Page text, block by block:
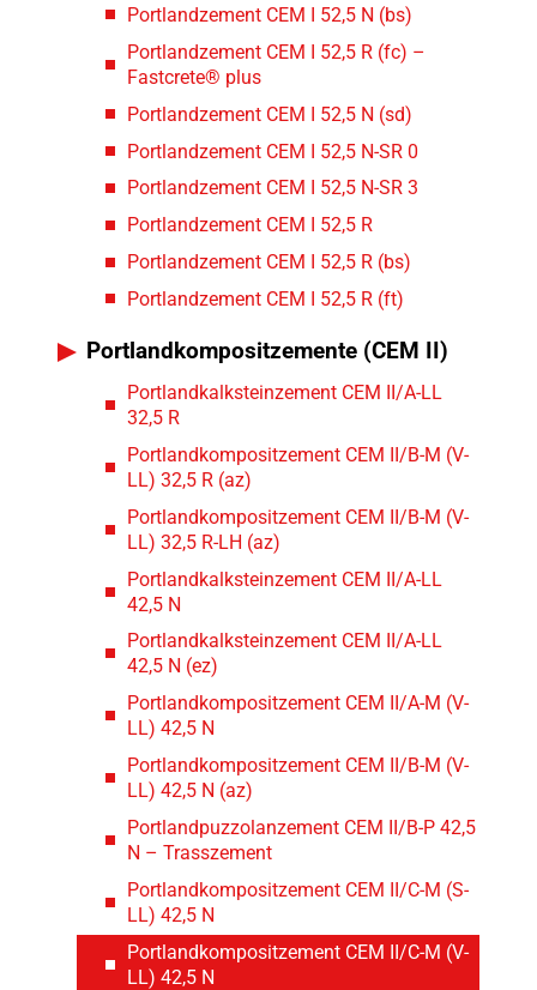
Portlandzement CEM I 52,5 N (bs)
Portlandzement CEM I 52,5 R (fc) –
Fastcrete® plus
Portlandzement CEM I 52,5 N (sd)
Portlandzement CEM I 52,5 N-SR 0
Portlandzement CEM I 52,5 N-SR 3
Portlandzement CEM I 52,5 R
Portlandzement CEM I 52,5 R (bs)
Portlandzement CEM I 52,5 R (ft)
Portlandkompositzemente (CEM II)
Portlandkalksteinzement CEM II/A-LL
32,5 R
Portlandkompositzement CEM II/B-M (V-
LL) 32,5 R (az)
Portlandkompositzement CEM II/B-M (V-
LL) 32,5 R-LH (az)
Portlandkalksteinzement CEM II/A-LL
42,5 N
Portlandkalksteinzement CEM II/A-LL
42,5 N (ez)
Portlandkompositzement CEM II/A-M (V-
LL) 42,5 N
Portlandkompositzement CEM II/B-M (V-
LL) 42,5 N (az)
Portlandpuzzolanzement CEM II/B-P 42,5
N – Trasszement
Portlandkompositzement CEM II/C-M (S-
LL) 42,5 N
Portlandkompositzement CEM II/C-M (V-
LL) 42,5 N